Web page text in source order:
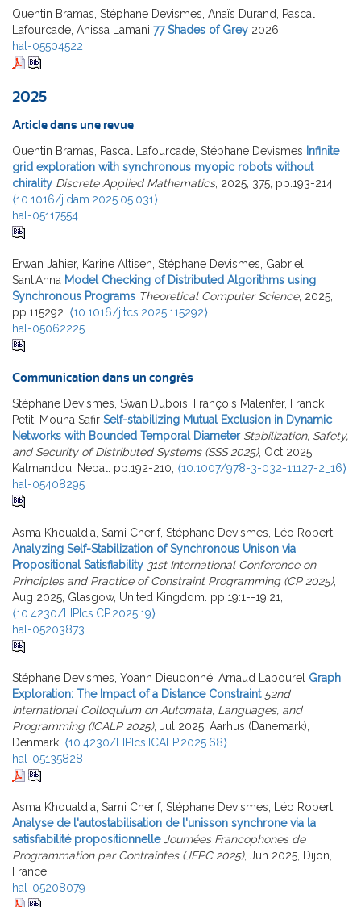
Quentin Bramas, Stéphane Devismes, Anaïs Durand, Pascal
Lafourcade, Anissa Lamani 77 Shades of Grey 2026
hal-05504522
2025
Article dans une revue
Quentin Bramas, Pascal Lafourcade, Stéphane Devismes Infinite
grid exploration with synchronous myopic robots without
chirality Discrete Applied Mathematics, 2025, 375, pp.193-214.
⟨10.1016/j.dam.2025.05.031⟩
hal-05117554
Erwan Jahier, Karine Altisen, Stéphane Devismes, Gabriel
Sant'Anna Model Checking of Distributed Algorithms using
Synchronous Programs Theoretical Computer Science, 2025,
pp.115292. ⟨10.1016/j.tcs.2025.115292⟩
hal-05062225
Communication dans un congrès
Stéphane Devismes, Swan Dubois, François Malenfer, Franck
Petit, Mouna Safir Self-stabilizing Mutual Exclusion in Dynamic
Networks with Bounded Temporal Diameter Stabilization, Safety,
and Security of Distributed Systems (SSS 2025), Oct 2025,
Katmandou, Nepal. pp.192-210, ⟨10.1007/978-3-032-11127-2_16⟩
hal-05408295
Asma Khoualdia, Sami Cherif, Stéphane Devismes, Léo Robert
Analyzing Self-Stabilization of Synchronous Unison via
Propositional Satisfiability 31st International Conference on
Principles and Practice of Constraint Programming (CP 2025),
Aug 2025, Glasgow, United Kingdom. pp.19:1--19:21,
⟨10.4230/LIPIcs.CP.2025.19⟩
hal-05203873
Stéphane Devismes, Yoann Dieudonné, Arnaud Labourel Graph
Exploration: The Impact of a Distance Constraint 52nd
International Colloquium on Automata, Languages, and
Programming (ICALP 2025), Jul 2025, Aarhus (Danemark),
Denmark. ⟨10.4230/LIPIcs.ICALP.2025.68⟩
hal-05135828
Asma Khoualdia, Sami Cherif, Stéphane Devismes, Léo Robert
Analyse de l'autostabilisation de l'unisson synchrone via la
satisfiabilité propositionnelle Journées Francophones de
Programmation par Contraintes (JFPC 2025), Jun 2025, Dijon,
France
hal-05208079